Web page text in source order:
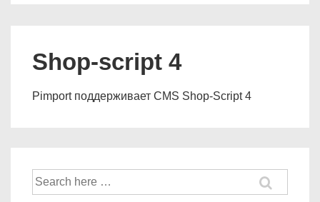
Shop-script 4
Pimport поддерживает CMS Shop-Script 4
Найти: